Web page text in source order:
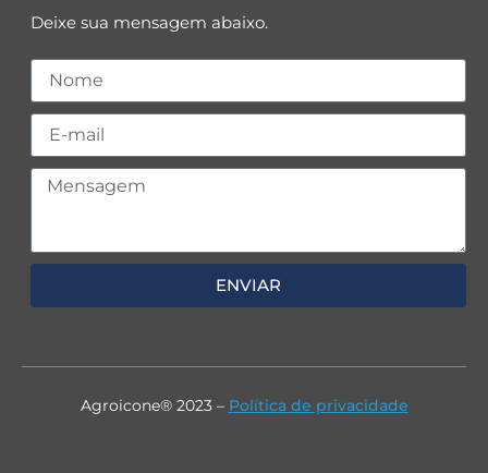
Deixe sua mensagem abaixo.
ENVIAR
Agroicone® 2023 – Política de privacidade